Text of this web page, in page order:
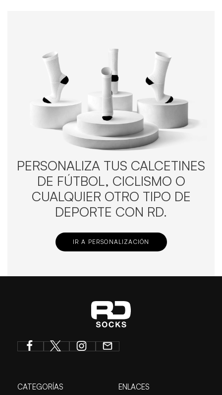
PERSONALIZA TUS CALCETINES
DE FÚTBOL, CICLISMO O
CUALQUIER OTRO TIPO DE
DEPORTE CON RD.
IR A PERSONALIZACIÓN
CATEGORÍAS ENLACES